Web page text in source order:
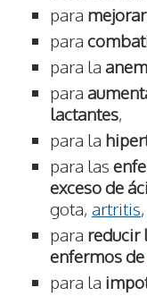
para
para
para la
para
lactantes,
para la
para las
exceso de
gota, artritis,
para reducir
enfermos de
para la